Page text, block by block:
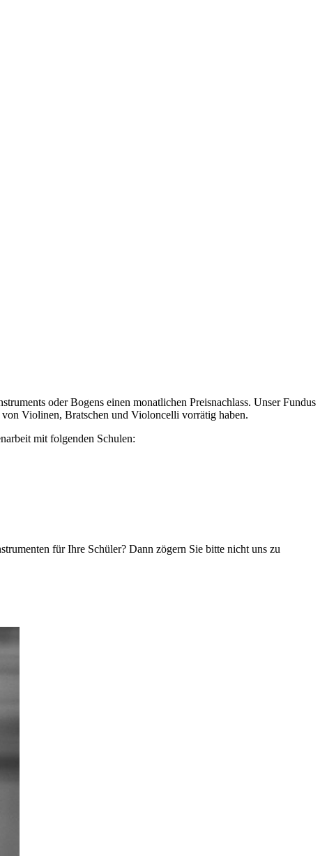
oder Bogens einen monatlichen Preisnachlass. Unser Fundus
von Violinen, Bratschen und Violoncelli vorrätig haben.
mit folgenden Schulen:
für Ihre Schüler? Dann zögern Sie bitte nicht uns zu